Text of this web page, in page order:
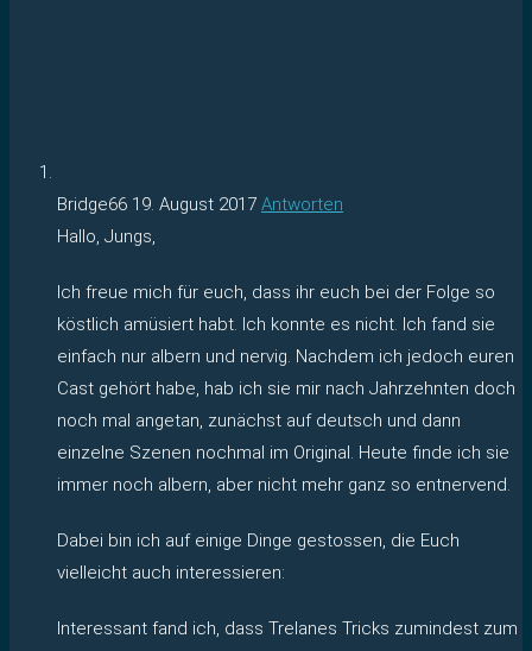
Bridge66 19. August 2017 Antworten
Hallo, Jungs,
Ich freue mich für euch, dass ihr euch bei der Folge so
köstlich amüsiert habt. Ich konnte es nicht. Ich fand sie
einfach nur albern und nervig. Nachdem ich jedoch euren
Cast gehört habe, hab ich sie mir nach Jahrzehnten doch
noch mal angetan, zunächst auf deutsch und dann
einzelne Szenen nochmal im Original. Heute finde ich sie
immer noch albern, aber nicht mehr ganz so entnervend.
Dabei bin ich auf einige Dinge gestossen, die Euch
vielleicht auch interessieren:
Interessant fand ich, dass Trelanes Tricks zumindest zum